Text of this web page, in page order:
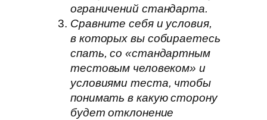
ограничений стандарта.
Сравните себя и условия,
в которых вы собираетесь
спать, со «стандартным
тестовым человеком» и
условиями теста, чтобы
понимать в какую сторону
будет отклонение